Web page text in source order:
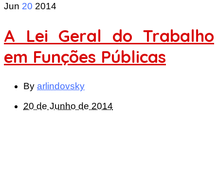
Jun 20 2014
A Lei Geral do Trabalho
em Funções Públicas
By arlindovsky
20 de Junho de 2014